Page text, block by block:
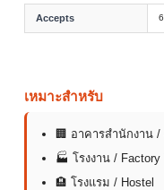
Accepts
เหมาะสำหรับ
🏢 อาคารสำนักงาน /
🏭 โรงงาน / Factory
🏨 โรงแรม / Hostel